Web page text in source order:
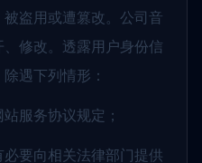
盗用或遭篡改。公司音
修改。透露用户身份信
遇下列情形：
服务协议规定；
要向相关法律部门提供